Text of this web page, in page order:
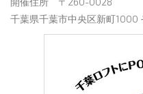
千葉県千葉市中央区新町1000